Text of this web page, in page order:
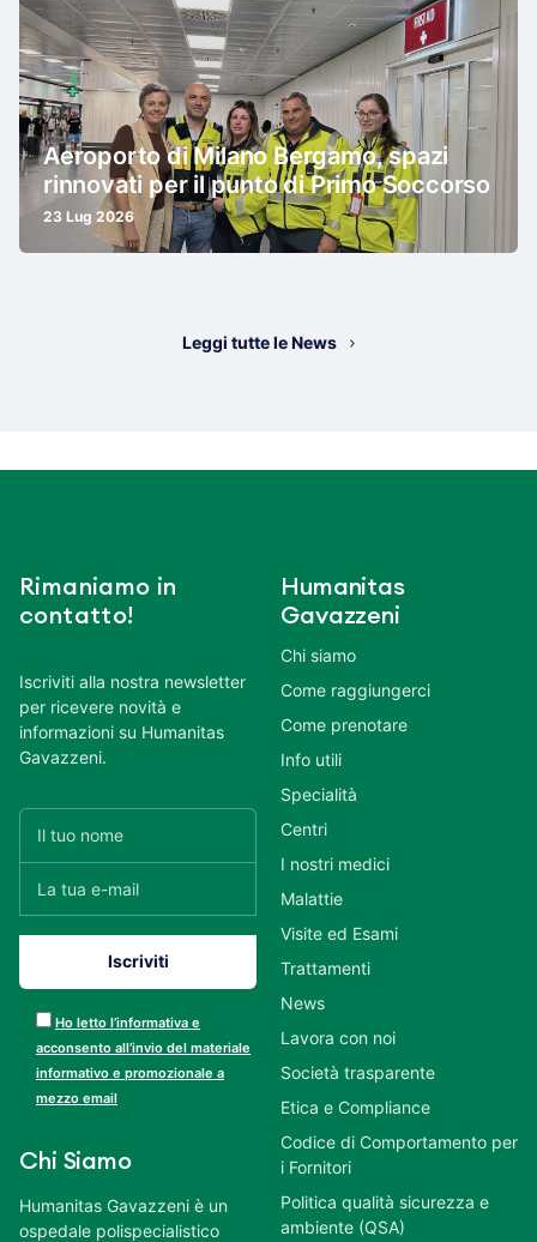
Aeroporto di Milano Bergamo, spazi
rinnovati per il punto di Primo Soccorso
23 Lug 2026
Leggi tutte le News
Rimaniamo in
contatto!
Iscriviti alla nostra newsletter
per ricevere novità e
informazioni su Humanitas
Gavazzeni.
Ho letto l’informativa e
acconsento all’invio del materiale
informativo e promozionale a
mezzo email
Chi Siamo
Humanitas Gavazzeni è un
ospedale polispecialistico
Humanitas
Gavazzeni
Chi siamo
Come raggiungerci
Come prenotare
Info utili
Specialità
Centri
I nostri medici
Malattie
Visite ed Esami
Trattamenti
News
Lavora con noi
Società trasparente
Etica e Compliance
Codice di Comportamento per
i Fornitori
Politica qualità sicurezza e
ambiente (QSA)